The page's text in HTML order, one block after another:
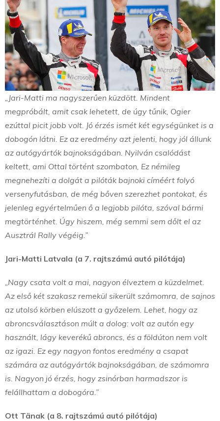
„Jari-Matti ma nagyszerűen küzdött. Mindent
megpróbált, amit csak lehetett, de úgy tűnik, Ogier
ezúttal picit jobb volt. Jó érzés ismét két egységünket is a
dobogón látni. Ez az eredmény azt jelenti, hogy jól állunk
az autógyártók bajnokságában. Nyilván csalódást
keltett, ami Ottal történt szombaton, Ez némileg
megnehezíti a dolgát a pilóták bajnoki címéért folyó
versenyfutásban, de még bőven szerezhet pontokat, és
jelenleg egyértelműen ő a legjobb pilóta, szóval bármi
megtörténhet. Úgy hiszem, még semmi sem dőlt el az
Ausztrál Rally végéig.”
Jari-Matti Latvala (a 7. rajtszámú autó pilótája)
„Nagy csata volt a mai, nagyon élveztem a küzdelmet.
Az első két szakasz remekül sikerült számomra, de sajnos
az utolsó körben elúszott a győzelem. Lehet, hogy az
abroncsválasztáson múlt a dolog: volt az autón egy
használt, lágy keverékű abroncs, és a földúton nem volt
az igazi. Ez egy nagyon fontos eredmény a csapat
számára az autógyártók bajnokságában, de számomra
is. Nagyon jó érzés, hogy zsinórban harmadszor is
felállhattam a dobogóra.”
Ott Tänak (a 8. rajtszámú autó pilótája)